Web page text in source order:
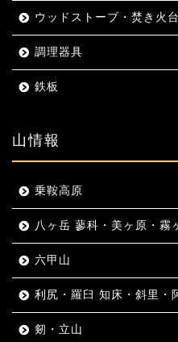
ウッドストーブ・焚き火台
調理器具
鉄板
山情報
乗鞍高原
八ヶ岳 蓼科・美ヶ原・霧
六甲山
利尻・羅臼 知床・斜里・
剱・立山